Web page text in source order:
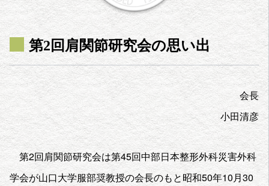
第2回肩関節研究会の思い出
会長
小田清彦
第2回肩関節研究会は第45回中部日本整形外科災害外科
学会が山口大学服部奨教授の会長のもと昭和50年10月30